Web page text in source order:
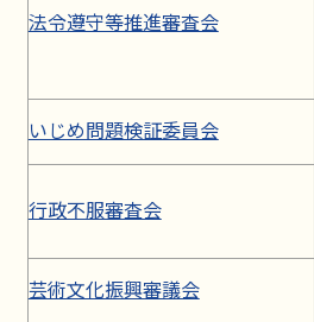
法令遵守等推進審査会
いじめ問題検証委員会
行政不服審査会
芸術文化振興審議会